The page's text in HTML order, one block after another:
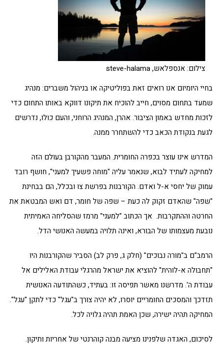
צילום: אנספלאש, steve-halama
בחיי היומיום אנו רואים זאת בפוליטיקה או בניהול משברים: מנהיג
שמעד בתחום מסוים, חייב להוכיח את תיקונו דווקא באותו התחום כדי
לזכות מחדש באמון הציבור. אהרן, המנהיג הרוחני, והעם כולו, נדרשים
לגעת בנקודת הכאב כדי להשתחרר ממנה.
המדרש אינו עוצר בכפרה החומרית. המעבר מהקורבן בעולם הזה
למחיקה לעתיד לבוא, שנאמר עליה "מוחה פשעיך למעני", חושף רובד
עמוק של יחסי א-ל ואדם. הקורבנות בפרשת צו ובכלל, הם בבחינת
"שפה" שהאדם זקוק לה כעת – שפה של חומר, דם ואש המבטאת את
החרטה וההתקרבות. אך הכתוב "למעני" מרמז שהסליחה האמיתית
נובעת מעצמותו של הבורא, ואינה תלויה במעשה האנושי הדל.
הרמב"ם ב"מורה נבוכים" (חלק ג, פרק לב) הסביר שהקורבנות היו
"תחבולה א-לוהית" להוציא את ישראל מהרגלי עבודת האלילים אל
עבודת ה'. מדרשנו מאשר תפיסה זו: בעתיד, כשהתודעה האנושית
תזדכך והמסכים החומריים יוסרו, לא יהיה צורך ב"עגל" כדי לתקן "עגל".
המחיקה תהיה ישירה, שכן האמת תהיה גלויה לכל.
לסיכום, האגדה שלפנינו מציעה מבנה קוהרנטי של אחריות ותיקון.